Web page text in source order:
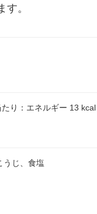
。
り：エネルギー 13 kcal
うじ、食塩